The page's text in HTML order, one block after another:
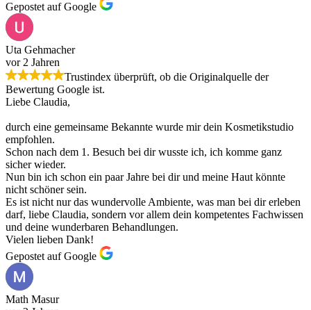
Gepostet auf Google
Uta Gehmacher
vor 2 Jahren
Trustindex überprüft, ob die Originalquelle der
Bewertung Google ist.
Liebe Claudia,
durch eine gemeinsame Bekannte wurde mir dein Kosmetikstudio
empfohlen.
Schon nach dem 1. Besuch bei dir wusste ich, ich komme ganz
sicher wieder.
Nun bin ich schon ein paar Jahre bei dir und meine Haut könnte
nicht schöner sein.
Es ist nicht nur das wundervolle Ambiente, was man bei dir erleben
darf, liebe Claudia, sondern vor allem dein kompetentes Fachwissen
und deine wunderbaren Behandlungen.
Vielen lieben Dank!
Gepostet auf Google
Math Masur